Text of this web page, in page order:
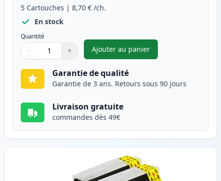
5 Cartouches | 8,70 € /ch.
En stock
Quantité
Quantité
Utilisez les boutons pour ajuster
− +
Quantité
Ajouter au panier
,Pack de 5 Brother LC1100
Garantie de qualité
Garantie de 3 ans. Retours sous 90 jours
Livraison gratuite
commandes dès 49€